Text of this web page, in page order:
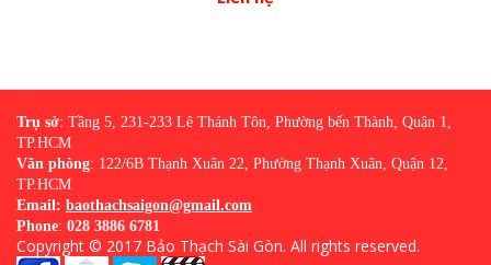
Trụ sở: Tầng 5, 231-233 Lê Thánh Tôn, Phường bến Thành, Quận 1,
TP.HCM
Văn phòng: 122/6B Thạnh Xuân 22, Phường Thạnh Xuân, Quận 12,
TP.HCM
Email: baothachsaigon@gmail.com
Phone: 028 3886 6781
Copyright © 2017 Bảo Thạch Sài Gòn. All rights reserved.